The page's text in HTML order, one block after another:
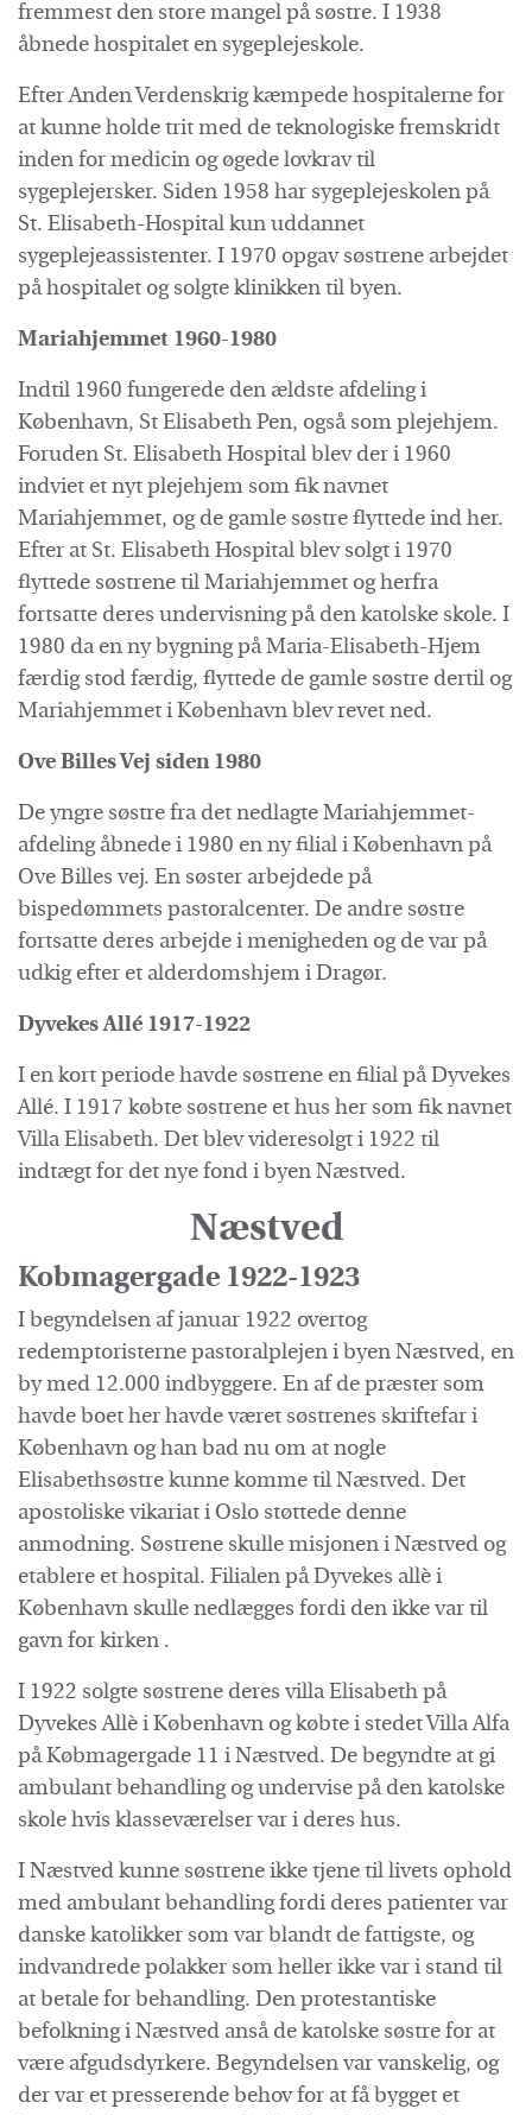
fremmest den store mangel på søstre. I 1938
åbnede hospitalet en sygeplejeskole.
Efter Anden Verdenskrig kæmpede hospitalerne for
at kunne holde trit med de teknologiske fremskridt
inden for medicin og øgede lovkrav til
sygeplejersker. Siden 1958 har sygeplejeskolen på
St. Elisabeth-Hospital kun uddannet
sygeplejeassistenter. I 1970 opgav søstrene arbejdet
på hospitalet og solgte klinikken til byen.
Mariahjemmet 1960-1980
Indtil 1960 fungerede den ældste afdeling i
København, St Elisabeth Pen, også som plejehjem.
Foruden St. Elisabeth Hospital blev der i 1960
indviet et nyt plejehjem som fik navnet
Mariahjemmet, og de gamle søstre flyttede ind her.
Efter at St. Elisabeth Hospital blev solgt i 1970
flyttede søstrene til Mariahjemmet og herfra
fortsatte deres undervisning på den katolske skole. I
1980 da en ny bygning på Maria-Elisabeth-Hjem
færdig stod færdig, flyttede de gamle søstre dertil og
Mariahjemmet i København blev revet ned.
Ove Billes Vej siden 1980
De yngre søstre fra det nedlagte Mariahjemmet-
afdeling åbnede i 1980 en ny filial i København på
Ove Billes vej. En søster arbejdede på
bispedømmets pastoralcenter. De andre søstre
fortsatte deres arbejde i menigheden og de var på
udkig efter et alderdomshjem i Dragør.
Dyvekes Allé 1917-1922
I en kort periode havde søstrene en filial på Dyvekes
Allé. I 1917 købte søstrene et hus her som fik navnet
Villa Elisabeth. Det blev videresolgt i 1922 til
indtægt for det nye fond i byen Næstved.
Næstved
Kobmagergade 1922-1923
I begyndelsen af januar 1922 overtog
redemptoristerne pastoralplejen i byen Næstved, en
by med 12.000 indbyggere. En af de præster som
havde boet her havde været søstrenes skriftefar i
København og han bad nu om at nogle
Elisabethsøstre kunne komme til Næstved. Det
apostoliske vikariat i Oslo støttede denne
anmodning. Søstrene skulle misjonen i Næstved og
etablere et hospital. Filialen på Dyvekes allè i
København skulle nedlægges fordi den ikke var til
gavn for kirken .
I 1922 solgte søstrene deres villa Elisabeth på
Dyvekes Allè i København og købte i stedet Villa Alfa
på Købmagergade 11 i Næstved. De begyndte at gi
ambulant behandling og undervise på den katolske
skole hvis klasseværelser var i deres hus.
I Næstved kunne søstrene ikke tjene til livets ophold
med ambulant behandling fordi deres patienter var
danske katolikker som var blandt de fattigste, og
indvandrede polakker som heller ikke var i stand til
at betale for behandling. Den protestantiske
befolkning i Næstved anså de katolske søstre for at
være afgudsdyrkere. Begyndelsen var vanskelig, og
der var et presserende behov for at få bygget et